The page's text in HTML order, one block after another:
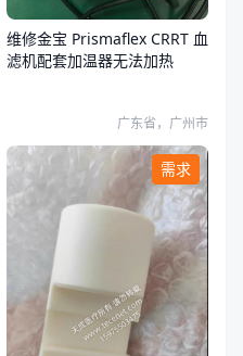
维修金宝 Prismaflex CRRT 血
滤机配套加温器无法加热
广东省，广州市
需求